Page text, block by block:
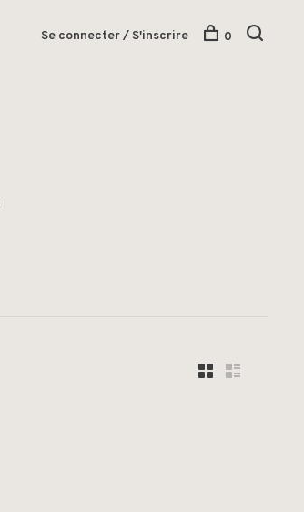
Se connecter / S'inscrire 0